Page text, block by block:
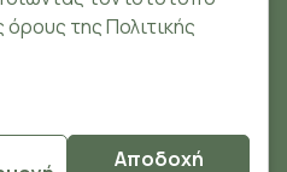
All Rights Reserved.
της Πολιτικής
Αποδοχή